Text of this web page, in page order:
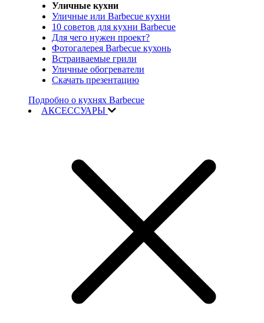
Уличные кухни
Уличные или Barbecue кухни
10 советов для кухни Barbecue
Для чего нужен проект?
Фотогалерея Barbecue кухонь
Встраиваемые грили
Уличные обогреватели
Скачать презентацию
Подробно о кухнях Barbecue
АКСЕССУАРЫ